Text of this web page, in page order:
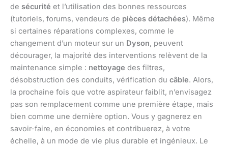
de sécurité et l’utilisation des bonnes ressources
(tutoriels, forums, vendeurs de pièces détachées). Même
si certaines réparations complexes, comme le
changement d’un moteur sur un Dyson, peuvent
décourager, la majorité des interventions relèvent de la
maintenance simple : nettoyage des filtres,
désobstruction des conduits, vérification du câble. Alors,
la prochaine fois que votre aspirateur faiblit, n’envisagez
pas son remplacement comme une première étape, mais
bien comme une dernière option. Vous y gagnerez en
savoir-faire, en économies et contribuerez, à votre
échelle, à un mode de vie plus durable et ingénieux. Le